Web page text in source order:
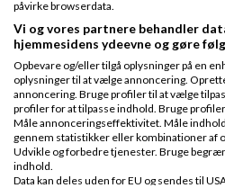
A-skat
- Den skat, din medarbejder
Vælg etlønsystem og spar
Du skal vælge et lønsystem,
til at bøvle med løn til dine
meget at sætte sig ind i og
påvirke browserdata.
Vi og vores partnere behandler
hjemmesidens ydeevne og gøre
Opbevare og/eller tilgå oplysninger på en
oplysninger til at vælge annoncering.
annoncering. Bruge profiler til at vælge
profiler for at tilpasse indhold. Bruge
Måle annonceringseffektivitet. Måle
gennem statistikker eller kombinationer af
Udvikle og forbedre tjenester. Bruge
indhold.
Data kan deles uden for EU og sendes til